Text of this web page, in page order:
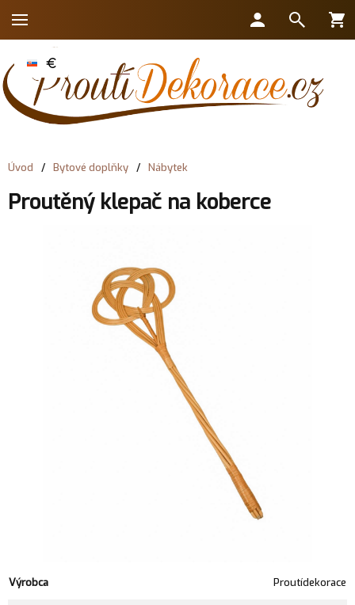
Úvod / Bytové doplňky / Nábytek
Proutěný klepač na koberce
Výrobca Proutídekorace